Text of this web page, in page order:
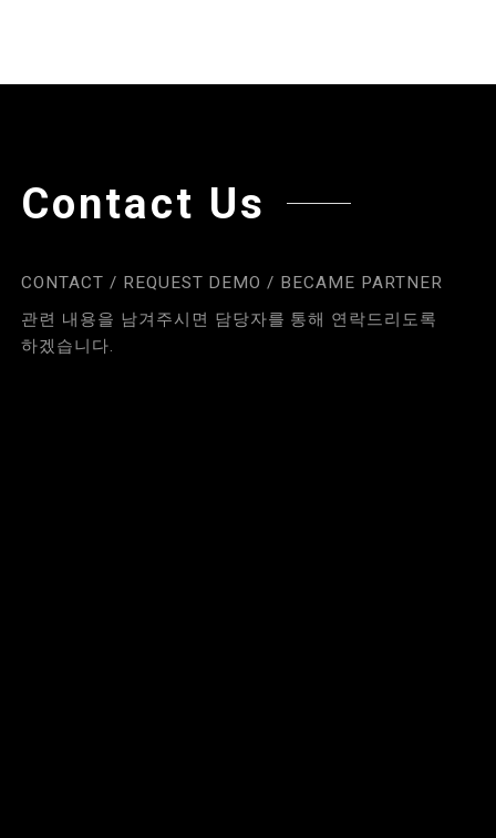
Contact Us
CONTACT / REQUEST DEMO / BECAME PARTNER
관련 내용을 남겨주시면 담당자를 통해 연락드리도록
하겠습니다.